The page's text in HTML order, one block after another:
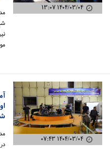
۱۴۰۴/۰۳/۰۴ ۱۳:۰۷
۱۴۰۴/۰۳/۰۴ ۰۷:۴۳
در